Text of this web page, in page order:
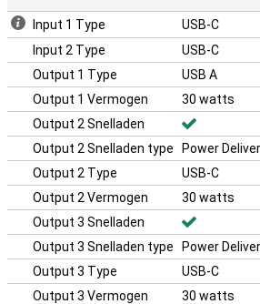
Input 1 Type
USB-C
Input 2 Type
USB-C
Output 1 Type
USB A
Output 1 Vermogen
30 watts
Output 2 Snelladen
Output 2 Snelladen type
Power
Output 2 Type
USB-C
Output 2 Vermogen
30 watts
Output 3 Snelladen
Output 3 Snelladen type
Power
Output 3 Type
USB-C
Output 3 Vermogen
30 watts